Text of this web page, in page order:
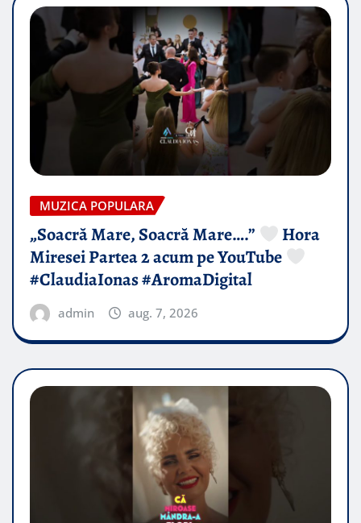
MUZICA POPULARA
„Soacră Mare, Soacră Mare….”
Hora
Miresei Partea 2 acum pe YouTube
#ClaudiaIonas #AromaDigital
admin aug. 7, 2026